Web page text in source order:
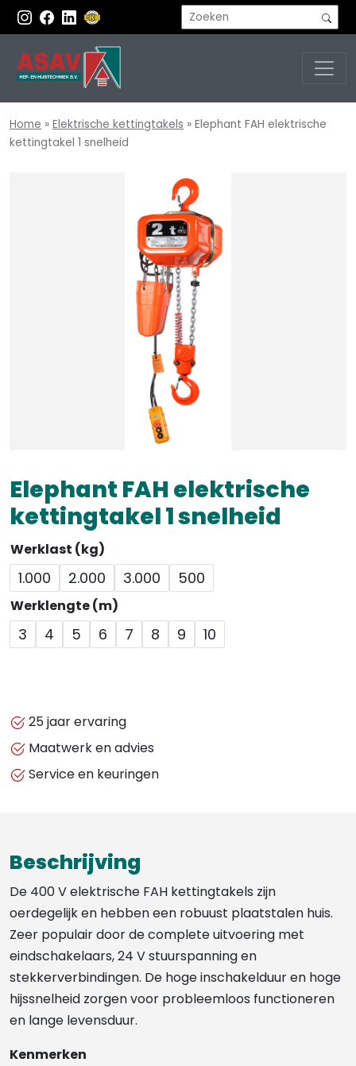
Home » Elektrische kettingtakels » Elephant FAH elektrische
kettingtakel 1 snelheid
Elephant FAH elektrische
kettingtakel 1 snelheid
Werklast (kg)
1.000 2.000 3.000 500
Werklengte (m)
3 4 5 6 7 8 9 10
25 jaar ervaring
Maatwerk en advies
Service en keuringen
Beschrijving
De 400 V elektrische FAH kettingtakels zijn
oerdegelijk en hebben een robuust plaatstalen huis.
Zeer populair door de complete uitvoering met
eindschakelaars, 24 V stuurspanning en
stekkerverbindingen. De hoge inschakelduur en hoge
hijssnelheid zorgen voor probleemloos functioneren
en lange levensduur.
Kenmerken